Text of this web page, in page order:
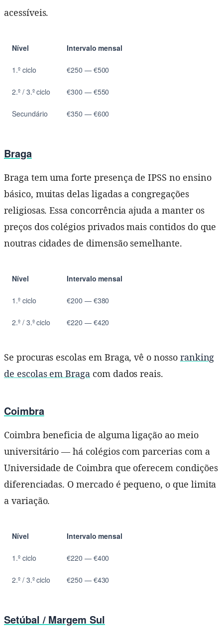
acessíveis.
Nível Intervalo mensal
1.º ciclo €250 — €500
2.º / 3.º ciclo €300 — €550
Secundário €350 — €600
Braga
Braga tem uma forte presença de IPSS no ensino
básico, muitas delas ligadas a congregações
religiosas. Essa concorrência ajuda a manter os
preços dos colégios privados mais contidos do que
noutras cidades de dimensão semelhante.
Nível Intervalo mensal
1.º ciclo €200 — €380
2.º / 3.º ciclo €220 — €420
Se procuras escolas em Braga, vê o nosso ranking
de escolas em Bragacom dados reais.
Coimbra
Coimbra beneficia de alguma ligação ao meio
universitário — há colégios com parcerias com a
Universidade de Coimbra que oferecem condições
diferenciadas. O mercado é pequeno, o que limita
a variação.
Nível Intervalo mensal
1.º ciclo €220 — €400
2.º / 3.º ciclo €250 — €430
Setúbal / Margem Sul